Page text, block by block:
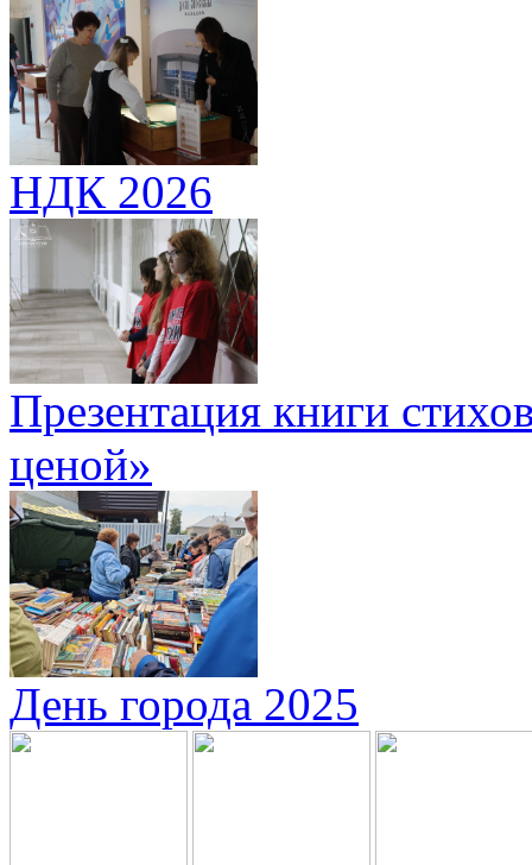
НДК 2026
Презентация книги
ценой»
День города 2025